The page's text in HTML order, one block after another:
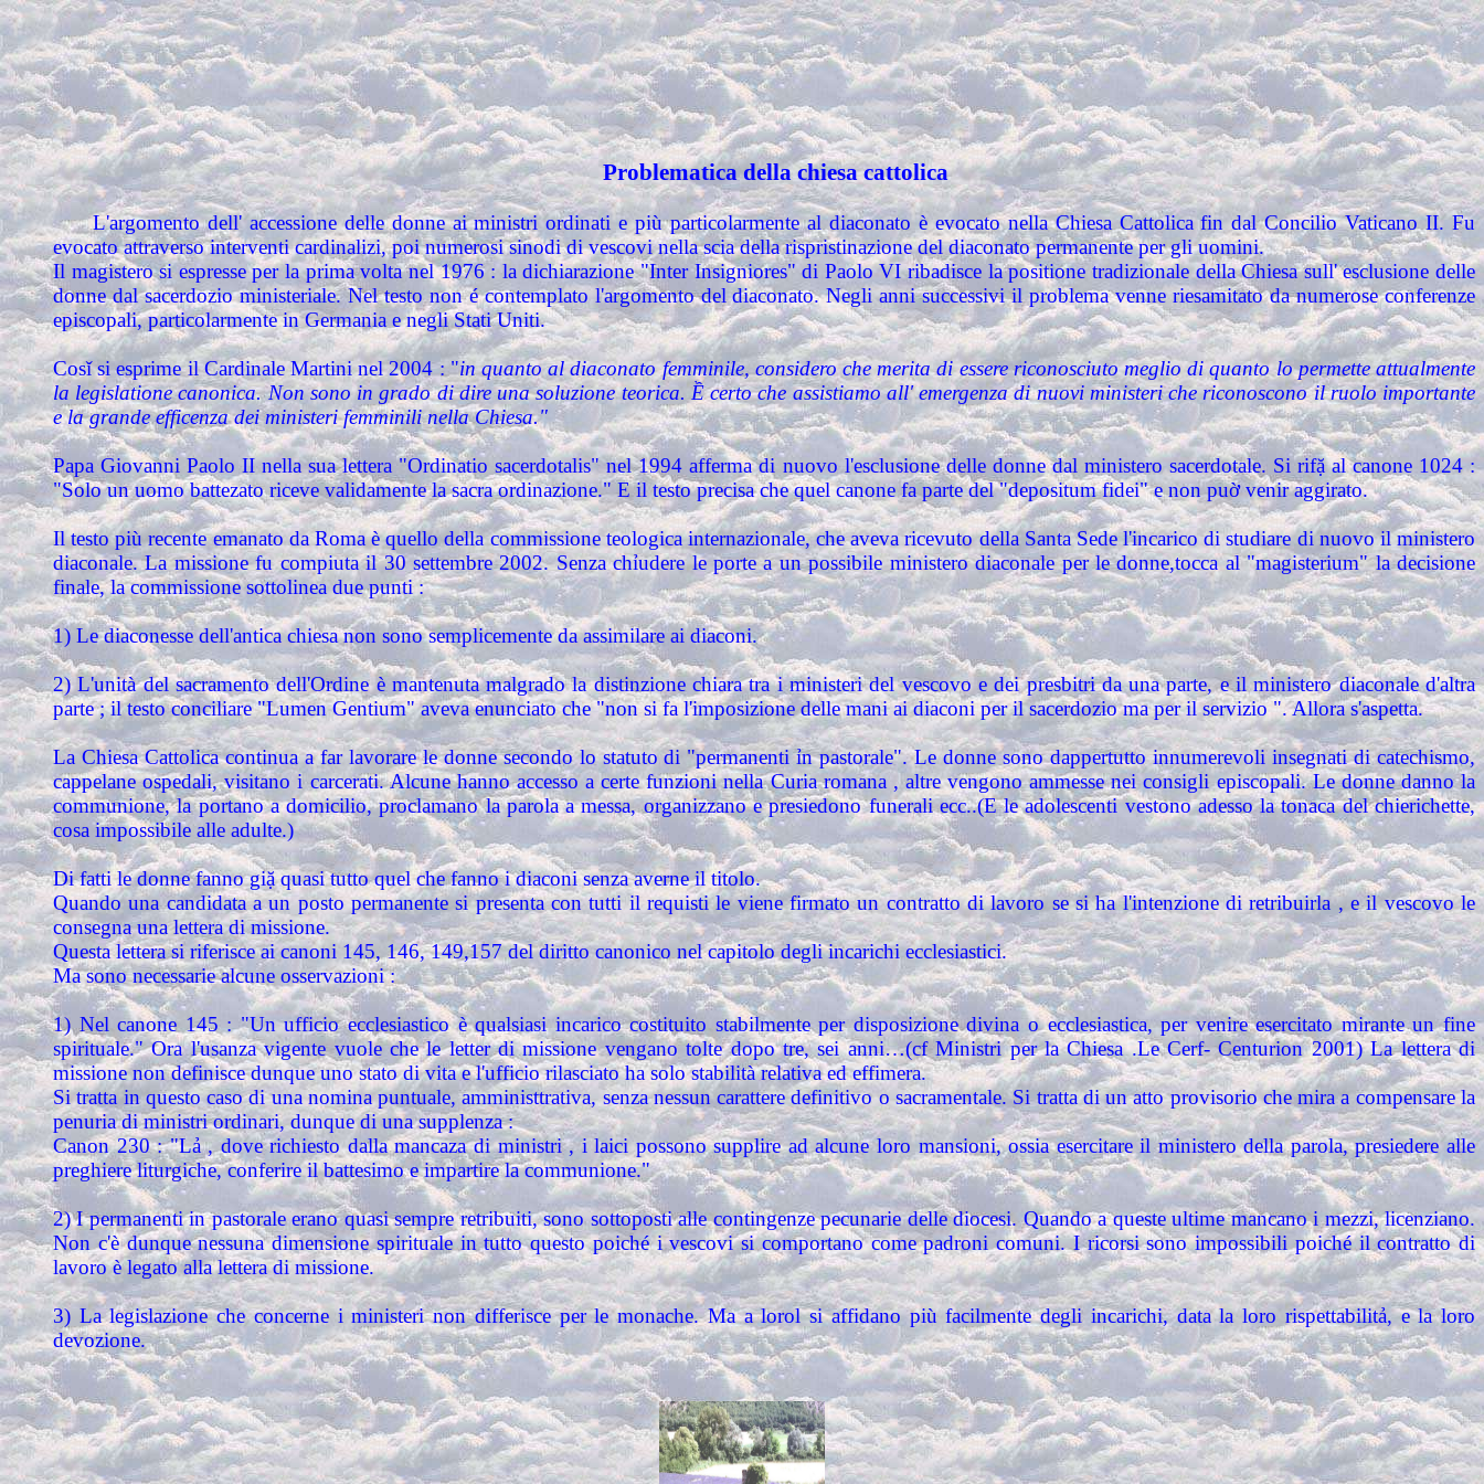
Problematica della chiesa cattolica
L'argomento dell' accessione delle donne ai ministri ordinati e più particolarmente al diaconato è evocato nella Chiesa Cattolica fin dal Concilio Vaticano II. Fu
evocato attraverso interventi cardinalizi, poi numerosi sinodi di vescovi nella scia della rispristinazione del diaconato permanente per gli uomini.
Il magistero si espresse per la prima volta nel 1976 : la dichiarazione "Inter Insigniores" di Paolo VI ribadisce la positione tradizionale della Chiesa sull' esclusione delle
donne dal sacerdozio ministeriale. Nel testo non é contemplato l'argomento del diaconato. Negli anni successivi il problema venne riesamitato da numerose conferenze
episcopali, particolarmente in Germania e negli Stati Uniti.
Cosǐ si esprime il Cardinale Martini nel 2004 : "in quanto al diaconato femminile, considero che merita di essere riconosciuto meglio di quanto lo permette attualmente
la legislatione canonica. Non sono in grado di dire una soluzione teorica. Ề certo che assistiamo all' emergenza di nuovi ministeri che riconoscono il ruolo importante
e la grande efficenza dei ministeri femminili nella Chiesa."
Papa Giovanni Paolo II nella sua lettera "Ordinatio sacerdotalis" nel 1994 afferma di nuovo l'esclusione delle donne dal ministero sacerdotale. Si rifặ al canone 1024 :
"Solo un uomo battezato riceve validamente la sacra ordinazione." E il testo precisa che quel canone fa parte del "depositum fidei" e non puờ venir aggirato.
Il testo più recente emanato da Roma è quello della commissione teologica internazionale, che aveva ricevuto della Santa Sede l'incarico di studiare di nuovo il ministero
diaconale. La missione fu compiuta il 30 settembre 2002. Senza chỉudere le porte a un possibile ministero diaconale per le donne,tocca al "magisterium" la decisione
finale, la commissione sottolinea due punti :
1) Le diaconesse dell'antica chiesa non sono semplicemente da assimilare ai diaconi.
2) L'unità del sacramento dell'Ordine è mantenuta malgrado la distinzione chiara tra i ministeri del vescovo e dei presbitri da una parte, e il ministero diaconale d'altra
parte ; il testo conciliare "Lumen Gentium" aveva enunciato che "non si fa l'imposizione delle mani ai diaconi per il sacerdozio ma per il servizio ". Allora s'aspetta.
La Chiesa Cattolica continua a far lavorare le donne secondo lo statuto di "permanenti ỉn pastorale". Le donne sono dappertutto innumerevoli insegnati di catechismo,
cappelane ospedali, visitano i carcerati. Alcune hanno accesso a certe funzioni nella Curia romana , altre vengono ammesse nei consigli episcopali. Le donne danno la
communione, la portano a domicilio, proclamano la parola a messa, organizzano e presiedono funerali ecc..(E le adolescenti vestono adesso la tonaca del chierichette,
cosa impossibile alle adulte.)
Di fatti le donne fanno giặ quasi tutto quel che fanno i diaconi senza averne il titolo.
Quando una candidata a un posto permanente si presenta con tutti il requisti le viene firmato un contratto di lavoro se si ha l'intenzione di retribuirla , e il vescovo le
consegna una lettera di missione.
Questa lettera si riferisce ai canoni 145, 146, 149,157 del diritto canonico nel capitolo degli incarichi ecclesiastici.
Ma sono necessarie alcune osservazioni :
1) Nel canone 145 : "Un ufficio ecclesiastico è qualsiasi incarico costituito stabilmente per disposizione divina o ecclesiastica, per venire esercitato mirante un fine
spirituale." Ora l'usanza vigente vuole che le letter di missione vengano tolte dopo tre, sei anni…(cf Ministri per la Chiesa .Le Cerf- Centurion 2001) La lettera di
missione non definisce dunque uno stato di vita e l'ufficio rilasciato ha solo stabilità relativa ed effimera.
Si tratta in questo caso di una nomina puntuale, amministtrativa, senza nessun carattere definitivo o sacramentale. Si tratta di un atto provisorio che mira a compensare la
penuria di ministri ordinari, dunque di una supplenza :
Canon 230 : "Lả , dove richiesto dalla mancaza di ministri , i laici possono supplire ad alcune loro mansioni, ossia esercitare il ministero della parola, presiedere alle
preghiere liturgiche, conferire il battesimo e impartire la communione."
2) I permanenti in pastorale erano quasi sempre retribuiti, sono sottoposti alle contingenze pecunarie delle diocesi. Quando a queste ultime mancano i mezzi, licenziano.
Non c'è dunque nessuna dimensione spirituale in tutto questo poiché i vescovi si comportano come padroni comuni. I ricorsi sono impossibili poiché il contratto di
lavoro è legato alla lettera di missione.
3) La legislazione che concerne i ministeri non differisce per le monache. Ma a lorol si affidano più facilmente degli incarichi, data la loro rispettabilitả, e la loro
devozione.